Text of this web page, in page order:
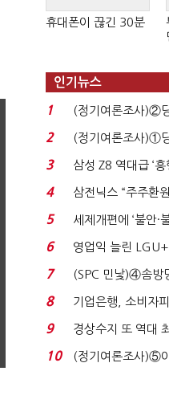
휴대폰이 끊긴 30분
인기뉴스
1
(정기여론조사)②
청래 '초접전'...
2
(정기여론조사)①
'초접전'…대통령
3
삼성 Z8 역대급 ‘
목…9월 ‘폴...
4
삼전닉스 “주주환
로이터에 성명...
5
세제개편에 ‘불안·
세 구하기 더 ...
6
영업익 늘린
업 드라이브'...
7
(SPC 민낯)④솜방
생법 위반 반복...
8
기업은행, 소비자
이스피싱 공시 ...
9
경상수지 또 역대
억달러에 '3% 성...
10
(정기여론조사)⑤